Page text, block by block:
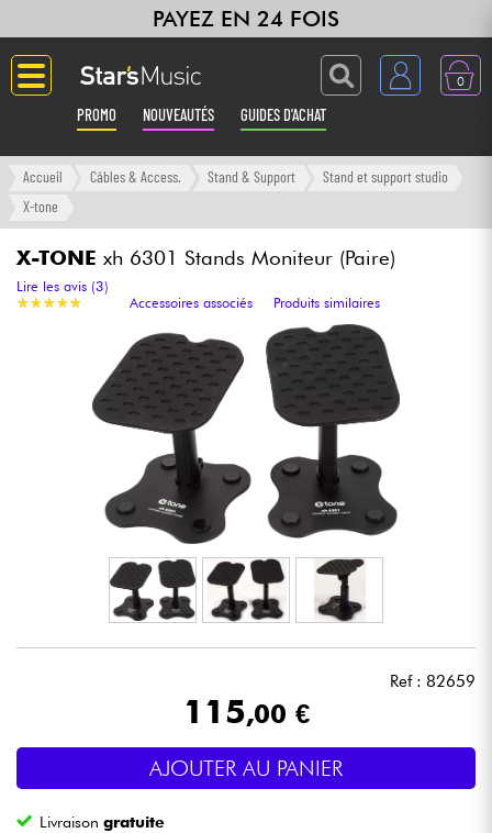
PAYEZ EN 24 FOIS
0
PROMO NOUVEAUTÉS GUIDES D'ACHAT
Langue
Amplis & Effets
Claviers & Pianos
Synthés & Sampleurs
Home Studio
Casques
Micros & HF
Eclairage
Accueil Câbles & Access. Stand & Support
Stand et support studio
X-tone
X-TONE xh 6301 Stands Moniteur (Paire)
★★★★★
★★★★★
Lire les avis (3)
Accessoires associés
Produits similaires
Ref : 82659
115,00 €
AJOUTER AU PANIER
Livraisongratuite